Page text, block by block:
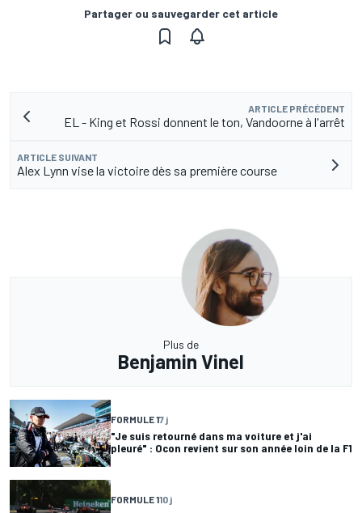
Partager ou sauvegarder cet article
ARTICLE PRÉCÉDENT
EL - King et Rossi donnent le ton, Vandoorne à l'arrêt
ARTICLE SUIVANT
Alex Lynn vise la victoire dès sa première course
Plus de
Benjamin Vinel
FORMULE 17 j
"Je suis retourné dans ma voiture et j'ai
pleuré" : Ocon revient sur son année loin de la F1
FORMULE 110 j